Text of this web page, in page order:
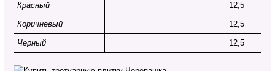
Красный 12,5
Коричневый 12,5
Черный 12,5